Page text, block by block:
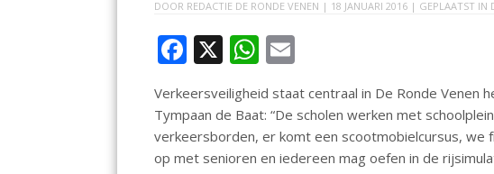
DOOR REDACTIE DE RONDE VENEN | 18 JANUARI 2016 | GEPLAATST IN
F
ac
e
b
o
X W
h
at
s
A
ai
l
Verkeersveiligheid staat centraal in De Ronde Venen
Tympaan de Baat: “De scholen werken met
verkeersborden, er komt een scootmobielcursus,
op met senioren en iedereen mag oefen in de